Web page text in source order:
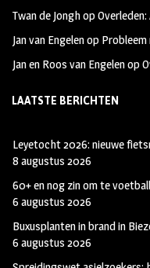
Twan de Jonghop
Jan van Engelenop
Jan en Roos van Engelenop
LAATSTE BERICHTEN
Leyetocht 2026: nieuwe
8 augustus 2026
60+ en nog zin om te
6 augustus 2026
Buxusplanten in brand in
6 augustus 2026